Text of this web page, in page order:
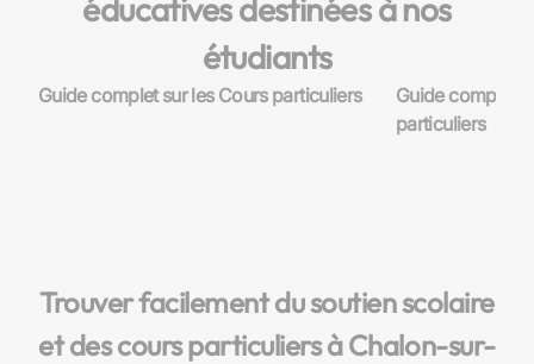
éducatives destinées à nos
étudiants
Guide complet sur les Cours particuliers
Guide complet
particuliers
Trouver facilement du soutien scolaire
et des cours particuliers à Chalon-sur-